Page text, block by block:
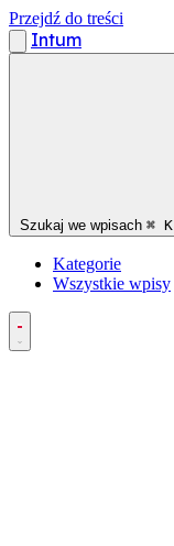
Przejdź do treści
Intum
Szukaj we wpisach ⌘ K
Kategorie
Wszystkie wpisy